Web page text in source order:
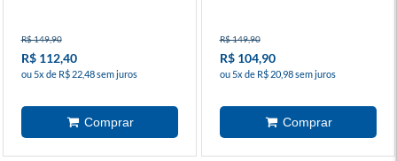
R$ 149,90
R$ 112,40
ou 5x de R$ 22,48 sem juros
R$ 149,90
R$ 104,90
ou 5x de R$ 20,98 sem juros